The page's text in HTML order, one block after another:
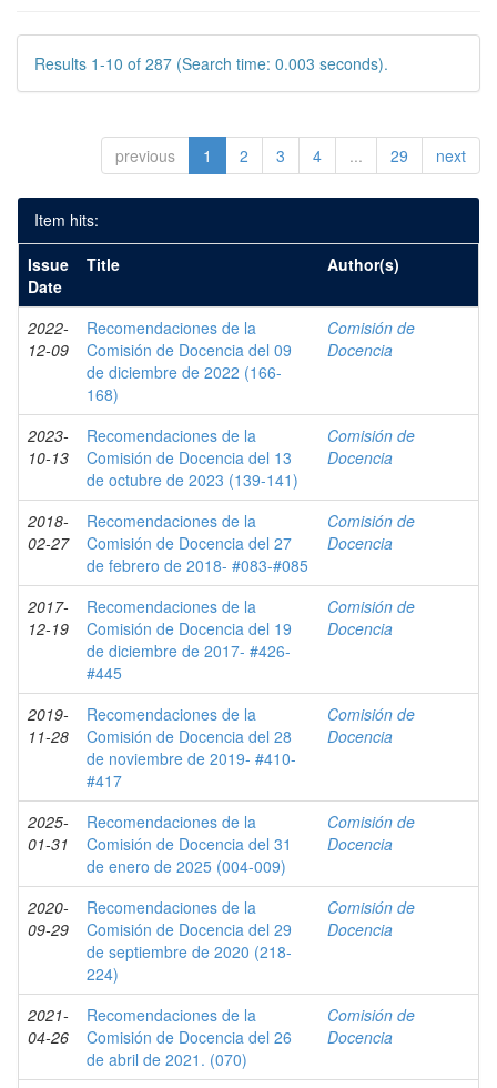
Results 1-10 of 287 (Search time: 0.003 seconds).
previous 1 2 3 4 ... 29 next
Item hits:
Issue
Date
Title Author(s)
2022-
12-09
Recomendaciones de la
Comisión de Docencia del 09
de diciembre de 2022 (166-
168)
Comisión de
Docencia
2023-
10-13
Recomendaciones de la
Comisión de Docencia del 13
de octubre de 2023 (139-141)
Comisión de
Docencia
2018-
02-27
Recomendaciones de la
Comisión de Docencia del 27
de febrero de 2018- #083-#085
Comisión de
Docencia
2017-
12-19
Recomendaciones de la
Comisión de Docencia del 19
de diciembre de 2017- #426-
#445
Comisión de
Docencia
2019-
11-28
Recomendaciones de la
Comisión de Docencia del 28
de noviembre de 2019- #410-
#417
Comisión de
Docencia
2025-
01-31
Recomendaciones de la
Comisión de Docencia del 31
de enero de 2025 (004-009)
Comisión de
Docencia
2020-
09-29
Recomendaciones de la
Comisión de Docencia del 29
de septiembre de 2020 (218-
224)
Comisión de
Docencia
2021-
04-26
Recomendaciones de la
Comisión de Docencia del 26
de abril de 2021. (070)
Comisión de
Docencia